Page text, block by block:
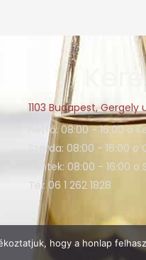
1103 Budapest, Gergely
Hétfő: 08:00 - 16:00 o
Szerda: 08:00 - 16:00 o
Péntek: 08:00 - 16:00 o
Tel: 06 1 262 1828
hogy a honlap